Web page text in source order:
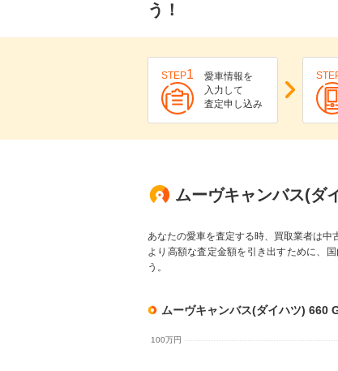
う！
STEP1
愛車情報を
入力して
査定申し込み
ムーヴキャンバス(ダ
あなたの愛車を査定する時、買取業者は中
より高額な査定金額を引き出すために、
う。
ムーヴキャンバス(ダイハツ) 660